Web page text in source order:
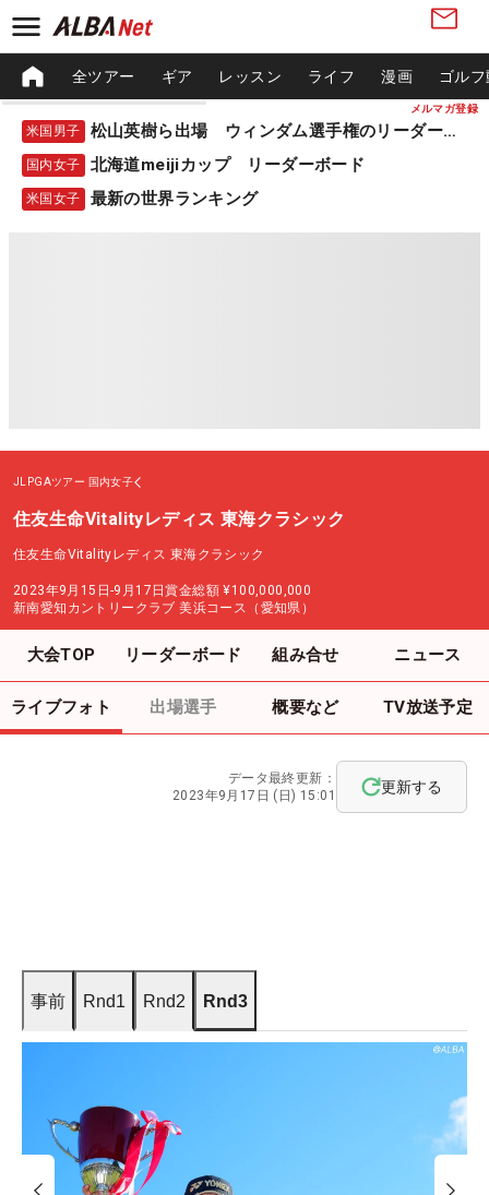
メルマガ登録
全ツアー ギア レッスン ライフ 漫画 ゴル
米国男子 松山英樹ら出場 ウィンダム選手権のリーダーボード
国内女子 北海道meijiカップ リーダーボード
米国女子 最新の世界ランキング
JLPGAツアー 国内女子
住友生命Vitalityレディス 東海クラシック
住友生命Vitalityレディス 東海クラシック
2023年9月15日-9月17日賞金総額 ¥100,000,000
新南愛知カントリークラブ 美浜コース（愛知県）
大会TOP リーダーボード 組み合せ ニュース
ライブフォト 出場選手 概要など TV放送予定
データ最終更新：
2023年9月17日 (日) 15:01
更新する
事前 Rnd1 Rnd2 Rnd3